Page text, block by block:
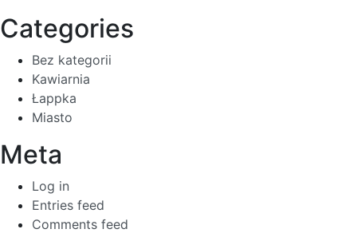
Categories
Bez kategorii
Kawiarnia
Łappka
Miasto
Meta
Log in
Entries feed
Comments feed